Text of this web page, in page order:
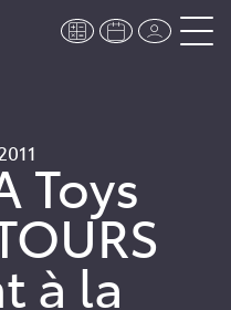
Toys
à la